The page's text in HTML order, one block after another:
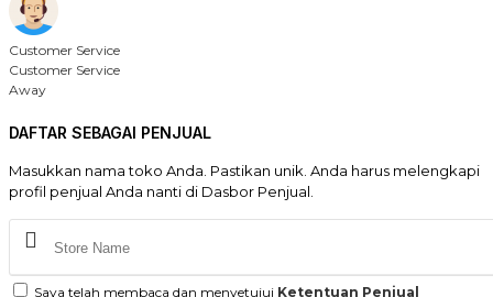
Customer Service
Customer Service
Away
DAFTAR SEBAGAI PENJUAL
Masukkan nama toko Anda. Pastikan unik. Anda harus melengkapi
profil penjual Anda nanti di Dasbor Penjual.
Saya telah membaca dan menyetujui Ketentuan Penjual